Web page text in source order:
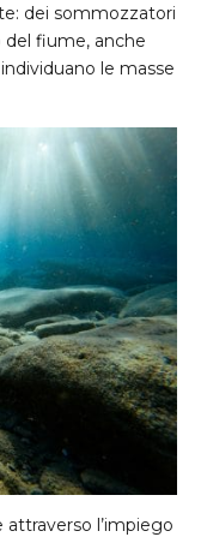
dei sommozzatori
del fiume, anche
le masse
attraverso l’impiego